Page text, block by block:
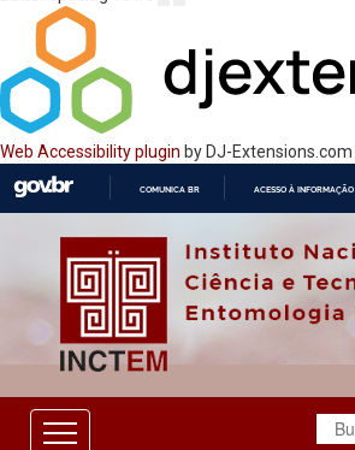
Web Accessibility plugin by DJ-Extensions.com
O
COMUNICA BR ACESSO À INFORMAÇÃO